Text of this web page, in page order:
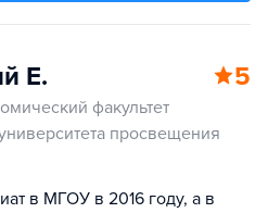
Е. 5
факультет
просвещения
в МГОУ в 2016 году, а в